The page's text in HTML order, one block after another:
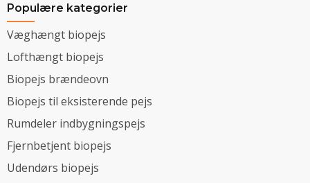
Populære kategorier
Væghængt biopejs
Lofthængt biopejs
Biopejs brændeovn
Biopejs til eksisterende pejs
Rumdeler indbygningspejs
Fjernbetjent biopejs
Udendørs biopejs